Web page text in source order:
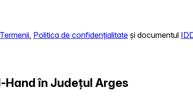
Termenii Politica de confidențialitate și documentul
Hand în Județul Arges